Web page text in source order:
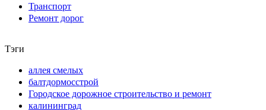
Транспорт
Ремонт дорог
Тэги
аллея смелых
балтдормосстрой
Городское дорожное строительство и ремонт
калининград